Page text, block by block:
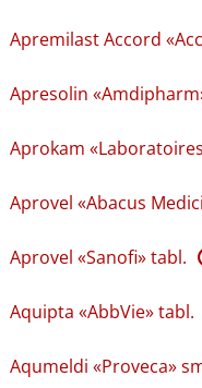
Apremilast Accord
Apresolin
Aprokam
Aprovel «Abacus
Aprovel «Sanofi» tabl.
Aquipta «AbbVie» tabl.
Aqumeldi «Proveca»